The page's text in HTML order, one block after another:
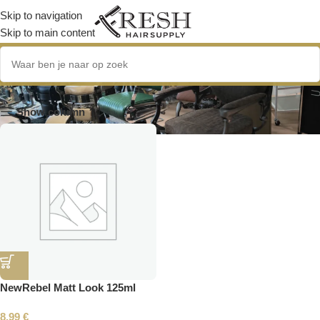
Skip to navigation
Skip to main content
makkelijk uitwasbare wax
Show column
NewRebel Matt Look 125ml
8.99 €